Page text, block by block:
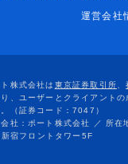
運営会社